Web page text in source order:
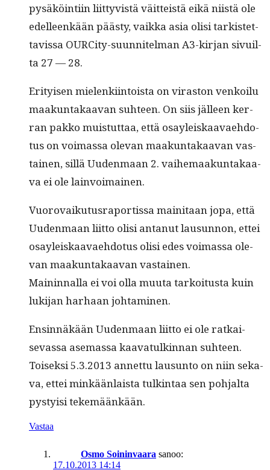
pysäköin­ti­in liit­tyvistä väit­teistä eikä niistä ole
edelleenkään päästy, vaik­ka asia olisi tark­istet­
tavis­sa OURCi­ty-suun­nitel­man A3-kir­jan sivuil­
ta 27 — 28.
Eri­tyisen mie­lenki­in­toista on viras­ton venkoilu
maakun­takaa­van suh­teen. On siis jälleen ker­
ran pakko muis­tut­taa, että osayleiskaavae­hdo­
tus on voimas­sa ole­van maakun­takaa­van vas­
tainen, sil­lä Uuden­maan 2. vai­he­maakun­takaa­
va ei ole lainvoimainen.
Vuorovaiku­tus­ra­por­tis­sa maini­taan jopa, että
Uuden­maan liit­to olisi antanut lausun­non, ettei
osayleiskaavae­hdo­tus olisi edes voimas­sa ole­
van maakun­takaa­van vastainen.
Main­in­nal­la ei voi olla muu­ta tarkoi­tus­ta kuin
luk­i­jan harhaan johtaminen.
Ensin­näkään Uuden­maan liit­to ei ole ratkai­
sevas­sa ase­mas­sa kaa­vat­ulkin­nan suh­teen.
Toisek­si 5.3.2013 annet­tu lausun­to on niin seka­
va, ettei minkään­laista tulk­in­taa sen poh­jal­ta
pysty­isi tekemäänkään.
Vastaa
Osmo Soininvaara sanoo:
17.10.2013 14:14